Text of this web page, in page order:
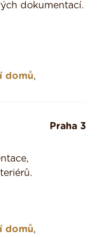
dokumentací.
domů,
Praha 3
domů,